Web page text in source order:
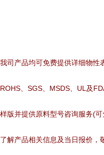
我司产品均可免费提供详细物性
ROHS、SGS、MSDS、UL及
样版并提供原料型号咨询服务(
了解产品相关信息及当日报价，